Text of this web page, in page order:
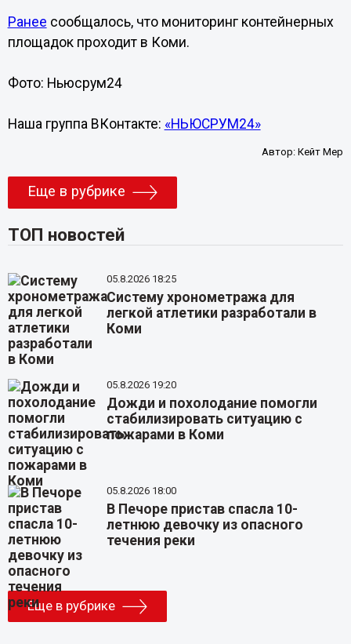
Ранее сообщалось, что мониторинг контейнерных
площадок проходит в Коми.
Фото: Ньюсрум24
Наша группа ВКонтакте: «НЬЮСРУМ24»
Автор:Кейт Мер
Еще в рубрике
ТОП новостей
05.8.2026 18:25
Систему хронометража для
легкой атлетики разработали в
Коми
05.8.2026 19:20
Дожди и похолодание помогли
стабилизировать ситуацию с
пожарами в Коми
05.8.2026 18:00
В Печоре пристав спасла 10-
летнюю девочку из опасного
течения реки
Еще в рубрике